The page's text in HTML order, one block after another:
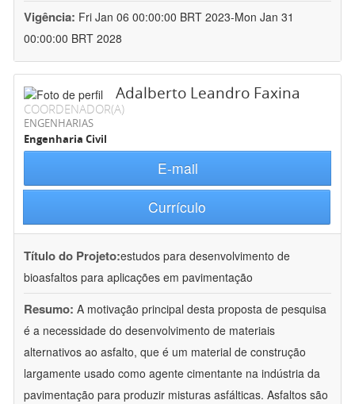
Vigência: Fri Jan 06 00:00:00 BRT 2023-Mon Jan 31
00:00:00 BRT 2028
Adalberto Leandro Faxina
COORDENADOR(A)
ENGENHARIAS
Engenharia Civil
E-mail
Currículo
Título do Projeto:estudos para desenvolvimento de
bioasfaltos para aplicações em pavimentação
Resumo: A motivação principal desta proposta de pesquisa
é a necessidade do desenvolvimento de materiais
alternativos ao asfalto, que é um material de construção
largamente usado como agente cimentante na indústria da
pavimentação para produzir misturas asfálticas. Asfaltos são